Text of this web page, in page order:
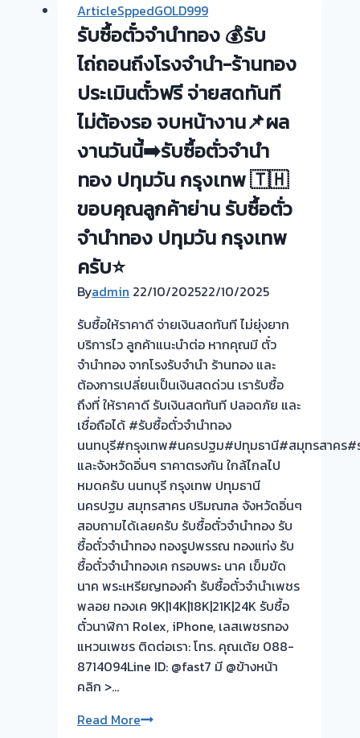
ทอง
ยินดี
บริการ
💰
รับ
ไถ่ถอน
ถึง
โรง
จำนำ
ร้าน
ทอง
ประเมิน
ฟรี
จ่าย
สด
ทันที
ไม่
ต้อง
รอ
จบไว
📌
ผล
งาน
วัน
นี➡️รับ
ซื้อ
ตั๋ว
จำนำ
ทอง
เมือง
ปทุม
รับ
ArticleSppedGOLD999
รับซื้อตั๋วจำนำทอง 💰รับ
ไถ่ถอนถึงโรงจำนำ-ร้านทอง
ประเมินตั๋วฟรี จ่ายสดทันที
ไม่ต้องรอ จบหน้างาน📌ผล
งานวันนี้➡️รับซื้อตั่วจำนำ
ทอง ปทุมวัน กรุงเทพ 🇹🇭
ขอบคุณลูกค้าย่าน รับซื้อตั่ว
จำนำทอง ปทุมวัน กรุงเทพ
ครับ⭐
Byadmin 22/10/202522/10/2025
รับซื้อให้ราคาดี จ่ายเงินสดทันที ไม่ยุ่งยาก
บริการไว ลูกค้าแนะนำต่อ หากคุณมี ตั๋ว
จำนำทอง จากโรงรับจำนำ ร้านทอง และ
ต้องการเปลี่ยนเป็นเงินสดด่วน เรารับซื้อ
ถึงที่ ให้ราคาดี รับเงินสดทันที ปลอดภัย และ
เชื่อถือได้ #รับซื้อตั๋วจำนำทอง
นนทบุรี#กรุงเทพ#นครปฐม#ปทุมธานี#สมุทรสาคร#
และจังหวัดอิ่นๆ ราคาตรงกัน ใกล้ไกลไป
หมดครับ นนทบุรี กรุงเทพ ปทุมธานี
นครปฐม สมุทรสาคร ปริมณฑล จังหวัดอิ่นๆ
สอบถามได้เลยครับ รับซื้อตั๋วจำนำทอง รับ
ซื้อตั๋วจำนำทอง ทองรูปพรรณ ทองแท่ง รับ
ซื้อตั๋วจำนำทองเค กรอบพระ นาค เข็มขัด
นาค พระเหรียญทองคำ รับซื้อตั๋วจำนำเพชร
พลอย ทองเค 9K|14K|18K|21K|24K รับซื้อ
ตั๋วนาฬิกา Rolex, iPhone, เลสเพชรทอง
แหวนเพชร ติดต่อเรา: โทร. คุณเต้ย 088-
8714094Line ID: @fast7 มี @ข้างหน้า
คลิก >…
Read Moreรับ